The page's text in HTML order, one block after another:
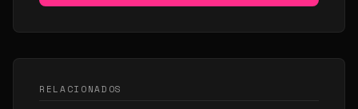
RELACIONADOS